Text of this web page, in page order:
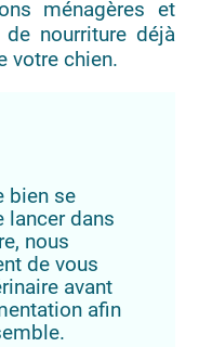
ménagères et
nourriture déjà
votre chien.
bien se
lancer dans
nous
de vous
avant
afin